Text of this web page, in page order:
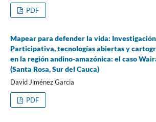
PDF
Mapear para defender la vida:
Participativa, tecnologías abiertas y
en la región andino-amazónica: el caso
(Santa Rosa, Sur del Cauca)
David Jiménez Garcia
PDF